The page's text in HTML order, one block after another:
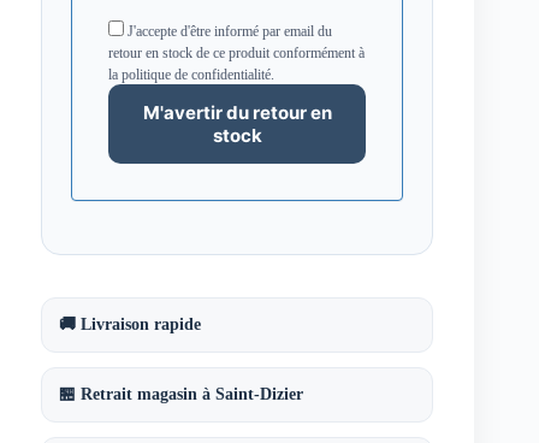
J'accepte d'être informé par email du
retour en stock de ce produit conformément à
la politique de confidentialité.
🚚 Livraison rapide
🏪 Retrait magasin à Saint-Dizier